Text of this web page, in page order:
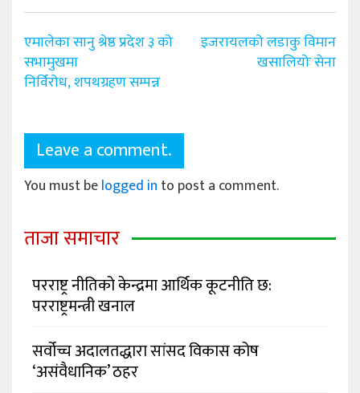
Post
navigation
एमालेका सानु श्रेष्ठ प्रदेश ३ को
सभामुखमा
निर्विरोध, शपथग्रहण सम्पन्न
इजरायलको लडाकु विमान
खसालियोः सेना
Leave a comment.
You must belogged in to post a comment.
ताजा समाचार
परराष्ट्र नीतिको केन्द्रमा आर्थिक कूटनीति छ:
परराष्ट्रमन्त्री खनाल
सर्वोच्च अदालतद्धारा सांसद विकास कोष
‘असंवैधानिक’ ठहर